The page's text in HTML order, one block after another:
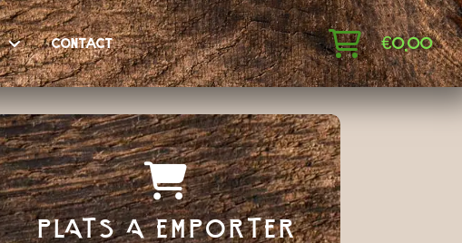
contact €0,00
PLATS A EMPORTER